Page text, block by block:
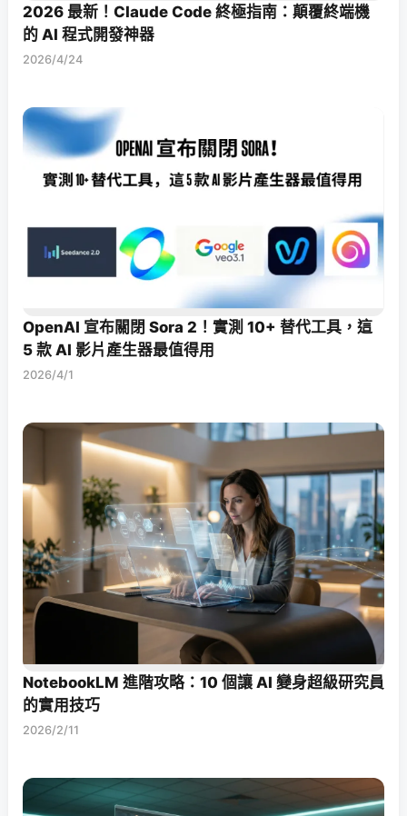
2026 最新！Claude Code 終極指南：顛覆終端機
的 AI 程式開發神器
2026/4/24
OpenAI 宣布關閉 Sora 2！實測 10+ 替代工具，這
5 款 AI 影片產生器最值得用
2026/4/1
NotebookLM 進階攻略：10 個讓 AI 變身超級研究員
的實用技巧
2026/2/11